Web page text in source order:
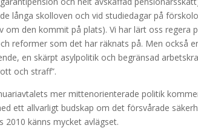
långa skolloven och vid studiedagar på
om den kommit på plats). Vi har lärt oss regera
reformer som det har räknats på. Men också
en skärpt asylpolitik och begränsad
och straff”.
mer mittenorienterade politik
ett allvarligt budskap om det försvårade
2010 känns mycket avlägset.